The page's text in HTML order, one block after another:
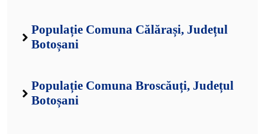
Populație Comuna Călărași, Județul
Botoșani
Populație Comuna Broscăuți, Județul
Botoșani